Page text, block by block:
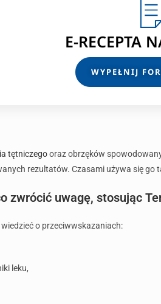
E-RECEPTA
WYPEŁNIJ
tętniczegooraz obrzęków
rezultatów. Czasami używa się go
zwrócić uwagę, stosując
o przeciwwskazaniach:
leku,